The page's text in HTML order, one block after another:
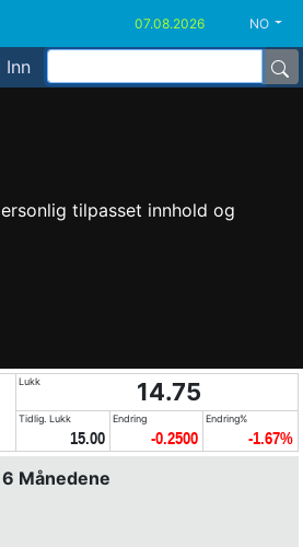
tilpasset innhold og
NO
Inn
Lukk 14.75
Tidlig. Lukk
15.00
Endring
-0.2500
Endring%
-1.67%
Månedene